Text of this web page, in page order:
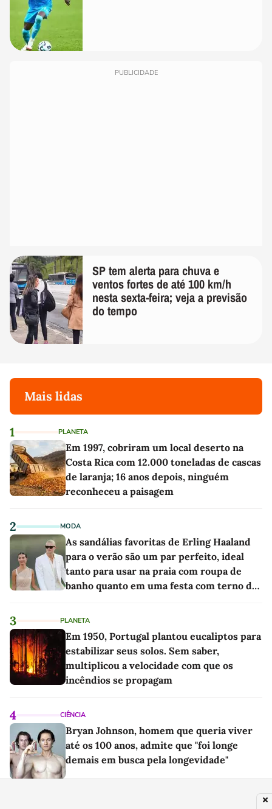
PUBLICIDADE
SP tem alerta para chuva e
ventos fortes de até 100 km/h
nesta sexta-feira; veja a previsão
do tempo
Mais lidas
1 PLANETA
Em 1997, cobriram um local deserto na
Costa Rica com 12.000 toneladas de cascas
de laranja; 16 anos depois, ninguém
reconheceu a paisagem
2 MODA
As sandálias favoritas de Erling Haaland
para o verão são um par perfeito, ideal
tanto para usar na praia com roupa de
banho quanto em uma festa com terno de
3 PLANETA
Em 1950, Portugal plantou eucaliptos para
estabilizar seus solos. Sem saber,
multiplicou a velocidade com que os
incêndios se propagam
4 CIÊNCIA
Bryan Johnson, homem que queria viver
até os 100 anos, admite que "foi longe
demais em busca pela longevidade"